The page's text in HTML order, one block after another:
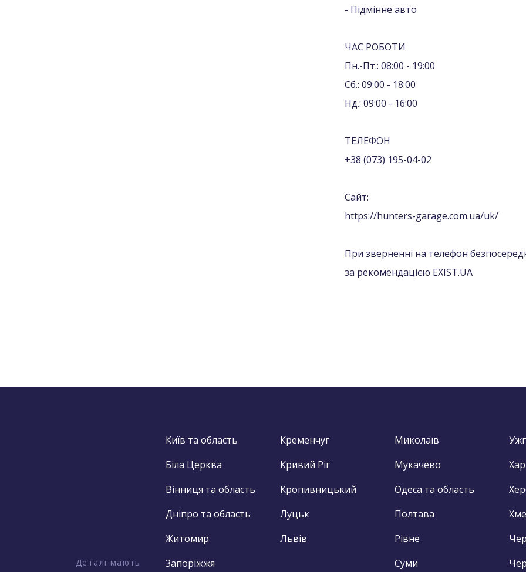
- Підмінне авто
ЧАС РОБОТИ
Пн.-Пт.: 08:00 - 19:00
Сб.: 09:00 - 18:00
Нд.: 09:00 - 16:00
ТЕЛЕФОН
+38 (073) 195-04-02
Сайт:
https://hunters-garage.com.ua/uk/
При зверненні на телефон
за рекомендацією EXIST.UA
Деталі мають
Київ та область
Біла Церква
Вінниця та область
Дніпро та область
Житомир
Запоріжжя
Кременчуг
Кривий Ріг
Кропивницький
Луцьк
Львів
Миколаїв
Мукачево
Одеса та область
Полтава
Рівне
Суми